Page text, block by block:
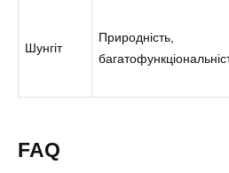
Шунгіт
Природність,
FAQ